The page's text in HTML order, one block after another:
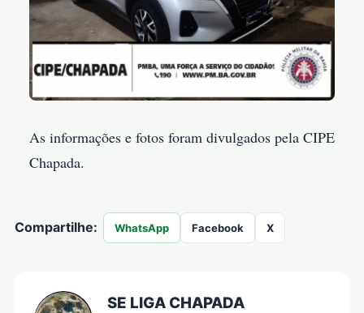
As informações e fotos foram divulgados pela CIPE
Chapada.
Compartilhe: WhatsApp Facebook X
SE LIGA CHAPADA